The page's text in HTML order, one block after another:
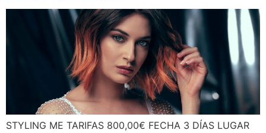
STYLING ME TARIFAS 800,00€ FECHA 3 DÍAS LUGAR